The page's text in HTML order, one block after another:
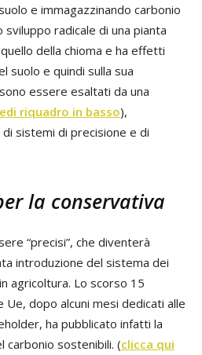
e immagazzinando carbonio
radicale di una pianta
della chioma e ha effetti
suolo e quindi sulla sua
essere esaltati da una
riquadro in basso),
di sistemi di precisione e di
la conservativa
“precisi”, che diventerà
introduzione del sistema dei
agricoltura. Lo scorso 15
Ue, dopo alcuni mesi dedicati alle
ha pubblicato infatti la
carbonio sostenibili. (clicca qui